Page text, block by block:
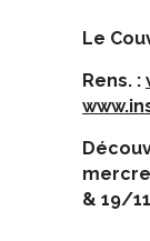
Le
Rens. :
& 19/